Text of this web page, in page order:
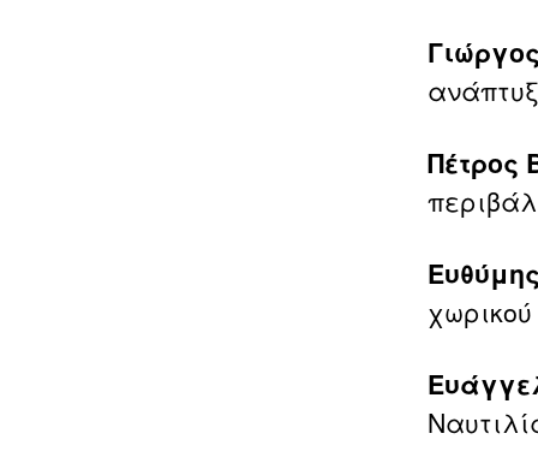
Πέτρος